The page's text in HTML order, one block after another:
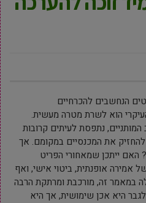
הנחשבים להכרחיים
הוא לשרת מטרה מעשית.
נתפסת לעיתים קרובות
להחזיק את המכנסיים במקומם. אך
ייתכן שמאחורי הפריט
אמירה אופנתית, ביטוי אישי, ואף
במאמר זה, מורכבת ומרתקת הרבה
היא אכן שימושית, אך היא